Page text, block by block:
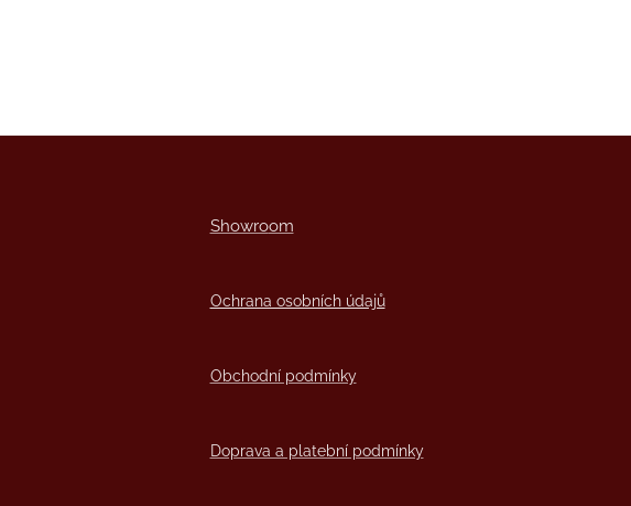
Showroom
Ochrana osobních údajů
Obchodní podmínky
Doprava a platební podmínky